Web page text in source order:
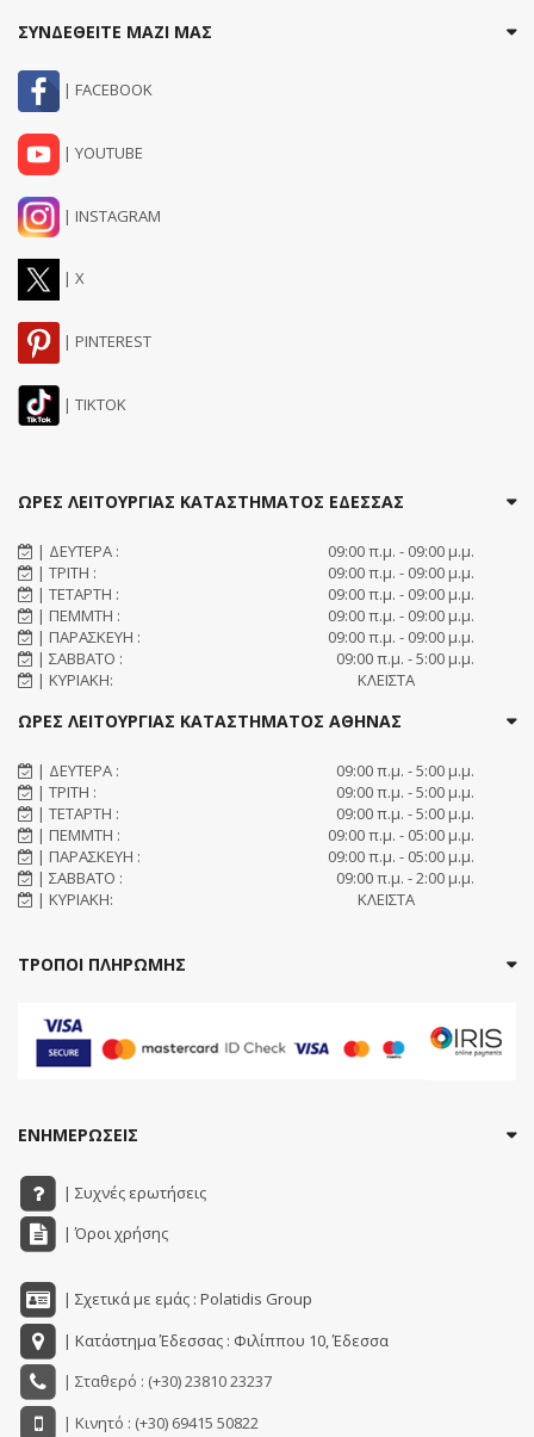
ΣΥΝΔΕΘΕΙΤΕ ΜΑΖΙ ΜΑΣ
| FACEBOOK
| YOUTUBE
| INSTAGRAM
| X
| PINTEREST
| TIKTOK
ΩΡΕΣ ΛΕΙΤΟΥΡΓΙΑΣ ΚΑΤΑΣΤΗΜΑΤΟΣ ΕΔΕΣΣΑΣ
| ΔΕΥΤΕΡΑ :
09:00 π.μ. - 09:00 μ.μ.
| ΤΡΙΤΗ :
09:00 π.μ. - 09:00 μ.μ.
| ΤΕΤΑΡΤΗ :
09:00 π.μ. - 09:00 μ.μ.
| ΠΕΜΜΤΗ :
09:00 π.μ. - 09:00 μ.μ.
| ΠΑΡΑΣΚΕΥΗ :
09:00 π.μ. - 09:00 μ.μ.
| ΣΑΒΒΑΤΟ :
09:00 π.μ. - 5:00 μ.μ.
| ΚΥΡΙΑΚΗ:
ΚΛΕΙΣΤΑ
ΩΡΕΣ ΛΕΙΤΟΥΡΓΙΑΣ ΚΑΤΑΣΤΗΜΑΤΟΣ ΑΘΗΝΑΣ
| ΔΕΥΤΕΡΑ :
09:00 π.μ. - 5:00 μ.μ.
| ΤΡΙΤΗ :
09:00 π.μ. - 5:00 μ.μ.
| ΤΕΤΑΡΤΗ :
09:00 π.μ. - 5:00 μ.μ.
| ΠΕΜΜΤΗ :
09:00 π.μ. - 05:00 μ.μ.
| ΠΑΡΑΣΚΕΥΗ :
09:00 π.μ. - 05:00 μ.μ.
| ΣΑΒΒΑΤΟ :
09:00 π.μ. - 2:00 μ.μ.
| ΚΥΡΙΑΚΗ:
ΚΛΕΙΣΤΑ
ΤΡΟΠΟΙ ΠΛΗΡΩΜΗΣ
ΕΝΗΜΕΡΩΣΕΙΣ
| Συχνές ερωτήσεις
| Όροι χρήσης
| Σχετικά με εμάς : Polatidis Group
| Κατάστημα Έδεσσας : Φιλίππου 10, Έδεσσα
| Σταθερό : (+30) 23810 23237
| Κινητό : (+30) 69415 50822